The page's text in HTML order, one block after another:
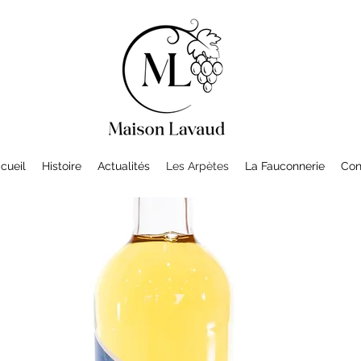
Histoire Actualités Les Arpètes La Fauconnerie